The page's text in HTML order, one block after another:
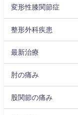
変形性膝関節症
整形外科疾患
最新治療
肘の痛み
股関節の痛み